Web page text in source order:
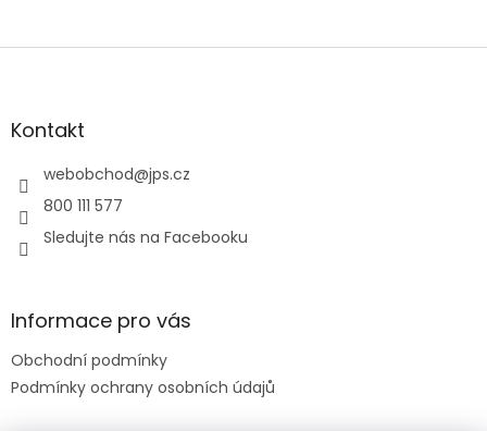
Z
aKontakt
webobchod@jps.cz
800 111 577
Sledujte nás na Facebooku
Informace pro vás
Obchodní podmínky
Podmínky ochrany osobních údajů